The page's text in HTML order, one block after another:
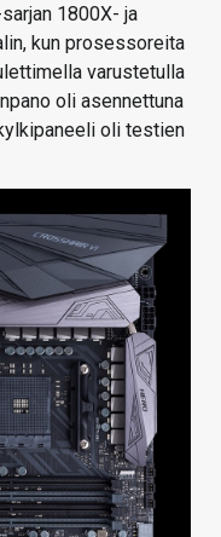
1800X- ja
kun prosessoreita
varustetulla
oli asennettuna
oli testien